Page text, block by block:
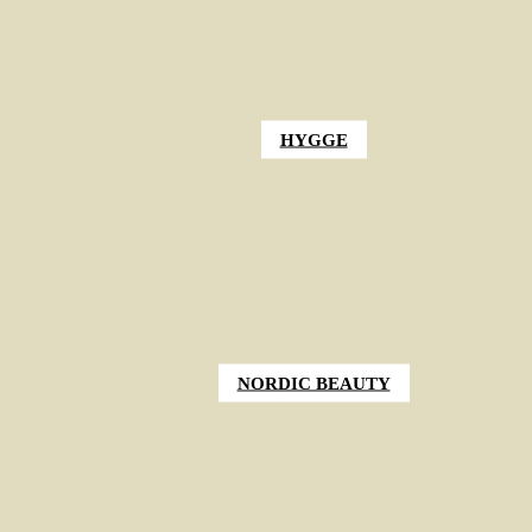
HYGGE
NORDIC BEAUTY